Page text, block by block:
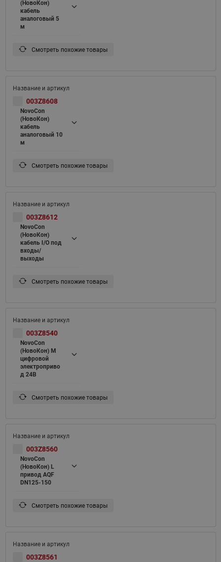
(НовоКон)
кабель
аналоговый 5
м
Смотреть похожие товары
003Z8608
NovoCon
(НовоКон)
кабель
аналоговый 10
м
Смотреть похожие товары
003Z8612
NovoCon
(НовоКон)
кабель I/O под
входы/
выходы
Смотреть похожие товары
003Z8540
NovoCon
(НовоКон) M
цифровой
электроприво
д 24В
Смотреть похожие товары
003Z8560
NovoCon
(НовоКон) L
привод AQF
DN125-150
Смотреть похожие товары
003Z8561